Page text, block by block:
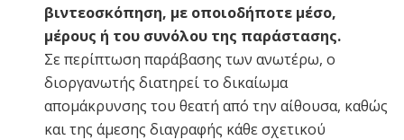
βιντεοσκόπηση, με οποιοδήποτε μέσο,
μέρους ή του συνόλου της παράστασης.
Σε περίπτωση παράβασης των ανωτέρω, ο
διοργανωτής διατηρεί το δικαίωμα
απομάκρυνσης του θεατή από την αίθουσα, καθώς
και της άμεσης διαγραφής κάθε σχετικού